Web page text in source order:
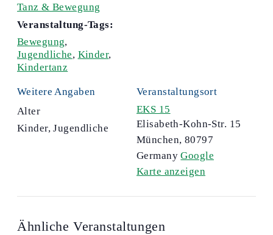
Tanz & Bewegung
Veranstaltung-Tags:
Bewegung,
Jugendliche, Kinder,
Kindertanz
Veranstaltungsort
EKS 15
Elisabeth-Kohn-Str. 15
München, 80797
Germany Google
Karte anzeigen
Weitere Angaben
Alter
Kinder, Jugendliche
Ähnliche Veranstaltungen